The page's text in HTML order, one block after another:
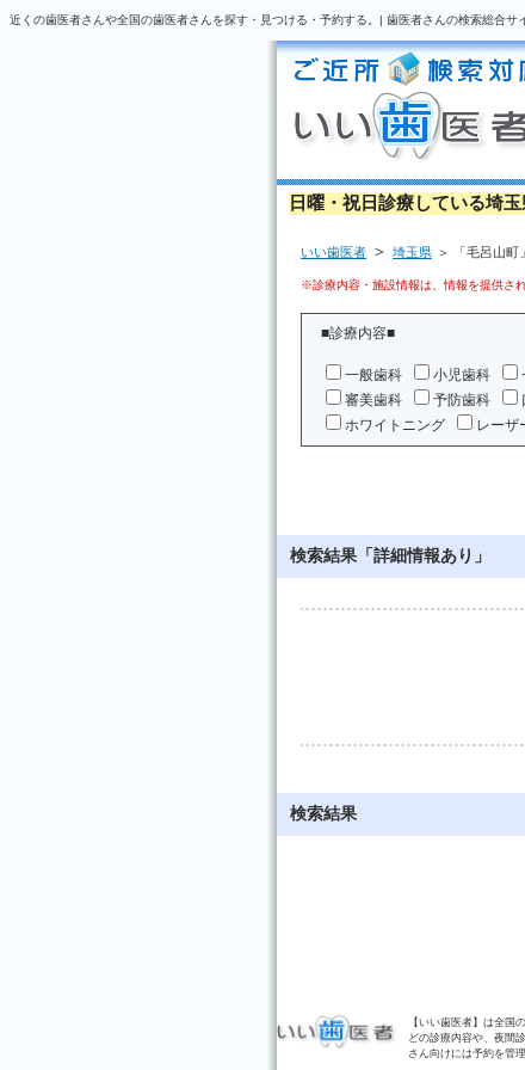
近くの歯医者さんや全国の歯医者さんを探す・見つける・予約する。| 歯医者さんの検索総合サ
日曜・祝日診療している埼
いい歯医者 ＞ 埼玉県 ＞ 「毛呂山町
※診療内容・施設情報は、情報を提供され
■診療内容■
一般歯科 小児歯科
審美歯科
予防歯科
ホワイトニング
レーザ
検索結果「詳細情報あり」
検索結果
【いい歯医者】は全国
どの診療内容や、夜間
さん向けには予約を管